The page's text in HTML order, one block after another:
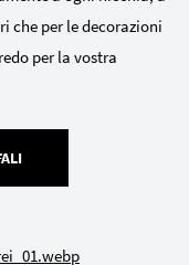
che per le decorazioni
per la vostra